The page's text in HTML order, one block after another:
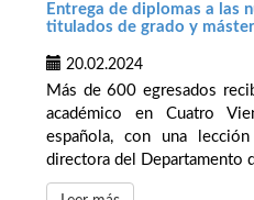
Entrega de diplomas a las
titulados de grado y máster
20.02.2024
Más de 600 egresados
académico en Cuatro
española, con una
directora del Departamento